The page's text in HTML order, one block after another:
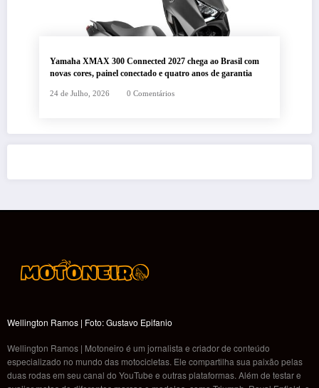
Yamaha XMAX 300 Connected 2027 chega ao Brasil com
novas cores, painel conectado e quatro anos de garantia
24 de Julho, 2026 0 Comentários
Wellington Ramos | Foto: Gustavo Epifanio
Wellington Ramos | Motoneiro é um jornalista e criador de conteúdo
especializado no mundo das motocicletas. Ele compartilha sua paixão pelas
duas rodas em seu canal do YouTube e outras plataformas. Além de testar e